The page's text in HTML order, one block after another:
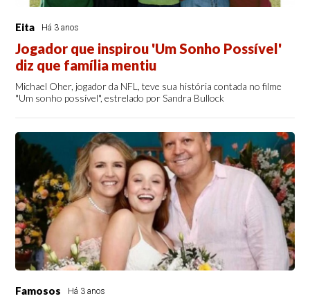
Eita Há 3 anos
Jogador que inspirou 'Um Sonho Possível'
diz que família mentiu
Michael Oher, jogador da NFL, teve sua história contada no filme
"Um sonho possível", estrelado por Sandra Bullock
Famosos Há 3 anos